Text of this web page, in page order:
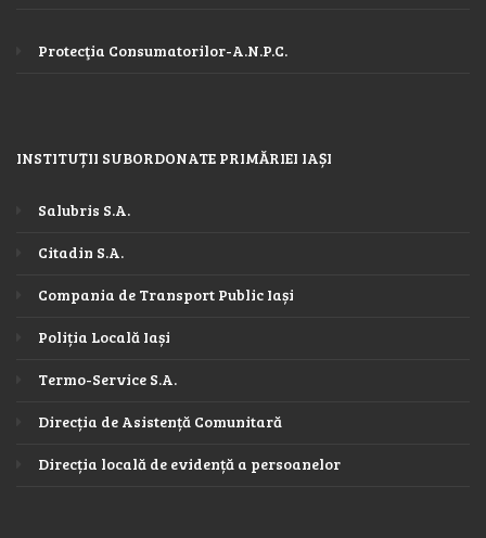
Protecţia Consumatorilor-A.N.P.C.
INSTITUȚII SUBORDONATE PRIMĂRIEI IAȘI
Salubris S.A.
Citadin S.A.
Compania de Transport Public Iași
Poliția Locală Iași
Termo-Service S.A.
Direcția de Asistență Comunitară
Direcția locală de evidență a persoanelor